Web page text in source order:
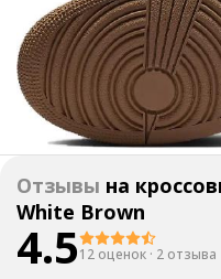
Отзывы на
White Brown
4.512 оценок · 2 отзыва